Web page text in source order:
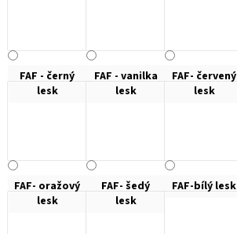
FAF - černý
lesk
FAF - vanilka
lesk
FAF- červený
lesk
FAF- oražový
lesk
FAF- šedý
lesk
FAF-bílý lesk